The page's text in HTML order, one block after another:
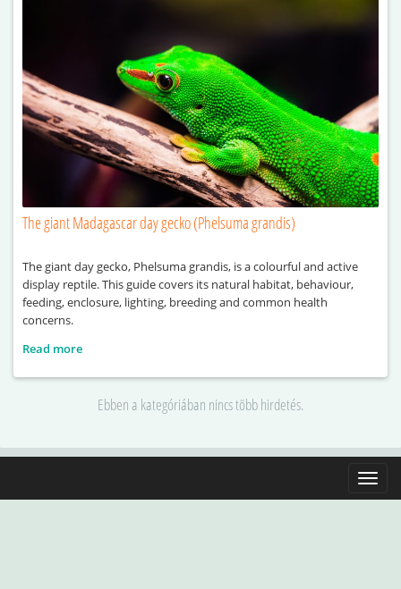
The giant Madagascar day gecko (Phelsuma grandis)
The giant day gecko, Phelsuma grandis, is a colourful and active
display reptile. This guide covers its natural habitat, behaviour,
feeding, enclosure, lighting, breeding and common health
concerns.
Read more
Ebben a kategóriában nincs több hirdetés.
Toggle